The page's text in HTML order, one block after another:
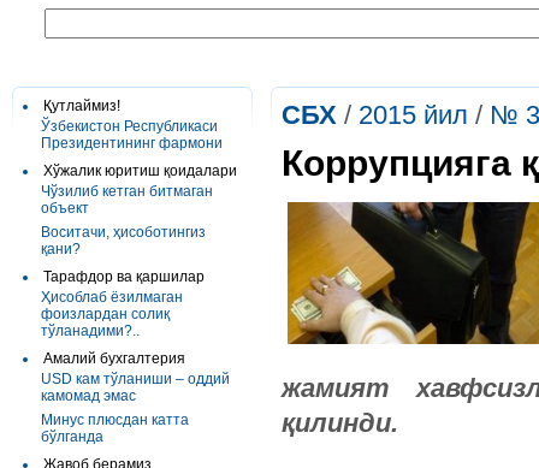
Қутлаймиз!
Ўзбекистон Республикаси
Президентининг фармони
Хўжалик юритиш қоидалари
Чўзилиб кетган битмаган
объект
Воситачи, ҳисоботингиз
қани?
Тарафдор ва қаршилар
Ҳисоблаб ёзилмаган
фоизлардан солиқ
тўланадими?..
Амалий бухгалтерия
USD кам тўланиши – оддий
камомад эмас
Минус плюсдан катта
бўлганда
Жавоб берамиз
СБХ / 2015 йил / №
Коррупцияга
жамият
қилинди.